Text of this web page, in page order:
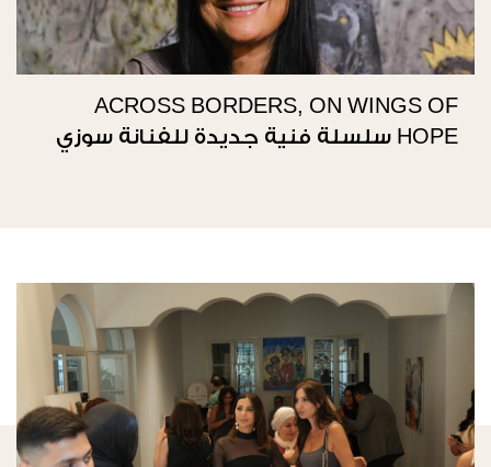
ACROSS BORDERS, ON WINGS OF
HOPE سلسلة فنية جديدة للفنانة سوزي